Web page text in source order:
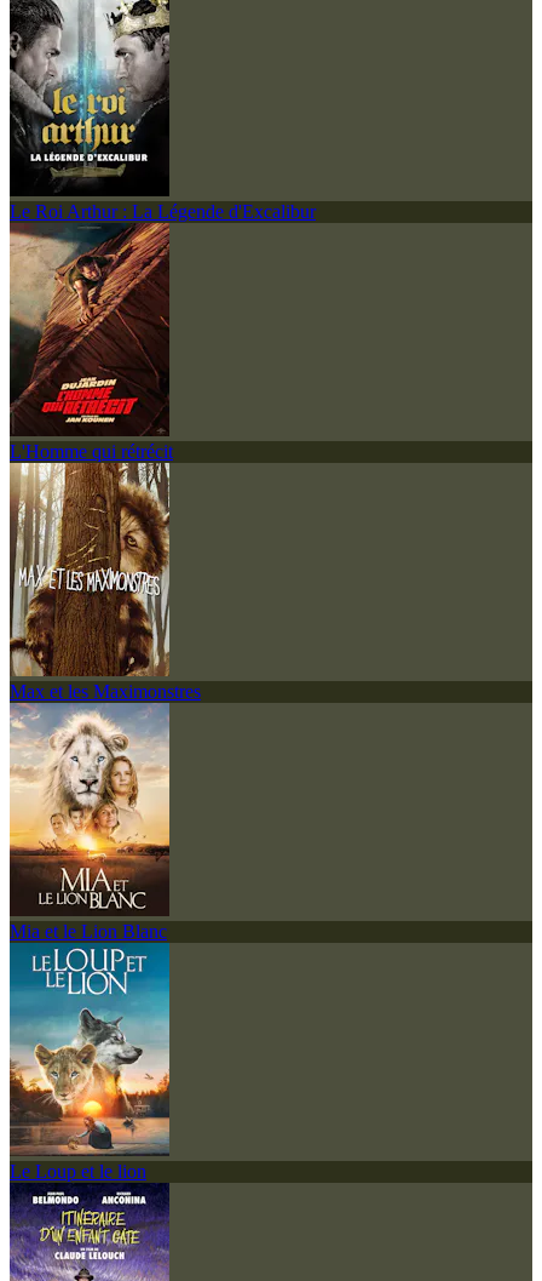
Le Roi Arthur : La Légende d'Excalibur
L'Homme qui rétrécit
Max et les Maximonstres
Mia et le Lion Blanc
Le Loup et le lion